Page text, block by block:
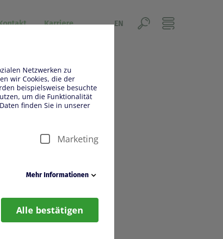
Netzwerken zu
wir Cookies, die der
beispielsweise besuchte
um die Funktionalität
finden Sie in unserer
Marketing
Mehr Informationen
reibungslosen Betrieb der
bleiben“, damit
können.
Alle bestätigen
Karriere EN